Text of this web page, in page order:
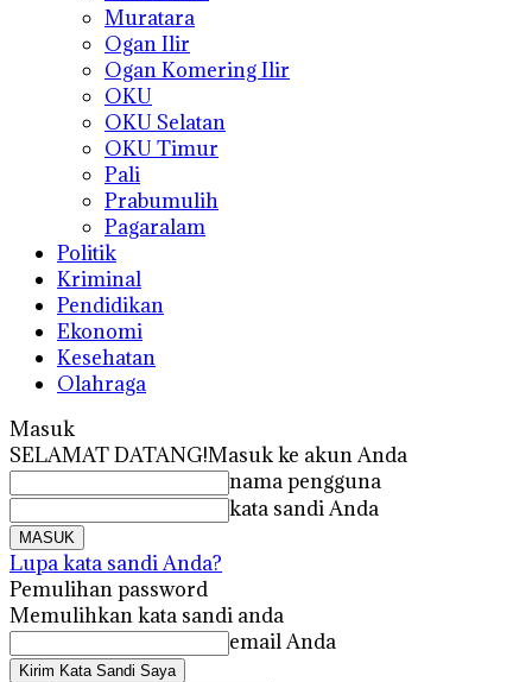
Muratara
Ogan Ilir
Ogan Komering Ilir
OKU
OKU Selatan
OKU Timur
Pali
Prabumulih
Pagaralam
Politik
Kriminal
Pendidikan
Ekonomi
Kesehatan
Olahraga
Masuk
SELAMAT DATANG!Masuk ke akun Anda
nama pengguna
kata sandi Anda
Lupa kata sandi Anda?
Pemulihan password
Memulihkan kata sandi anda
email Anda